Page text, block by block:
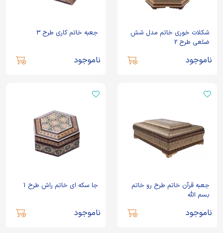
شکلات خوری خاتم مدل شش
ضلعی طرح 2
ناموجود
جعبه خاتم کاری طرح 3
ناموجود
جعبه قرآن خاتم طرح رو خاتم
بسم الله
ناموجود
جا سکه ای خاتم راش طرح 1
ناموجود